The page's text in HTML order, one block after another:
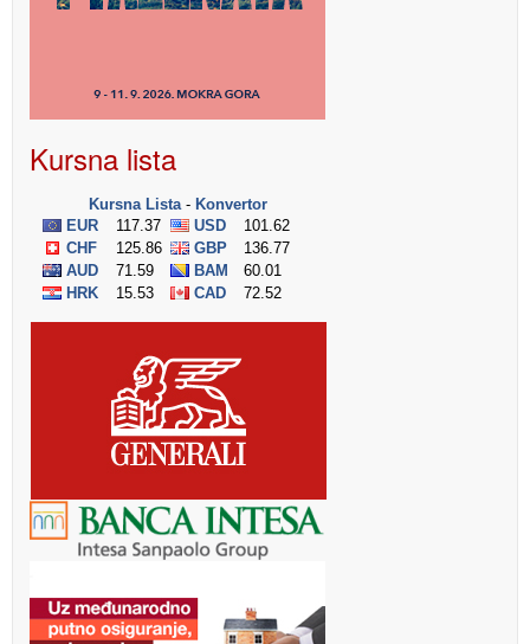
Kursna lista